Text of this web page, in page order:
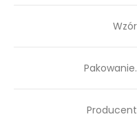
Wzór
Pakowanie.
Producent